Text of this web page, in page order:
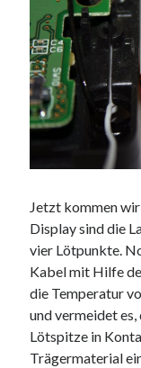
Jetzt kommen
Display sind die
vier Lötpunkte.
Kabel mit Hilfe
die Temperatur
und vermeidet
Lötspitze in
Trägermaterial